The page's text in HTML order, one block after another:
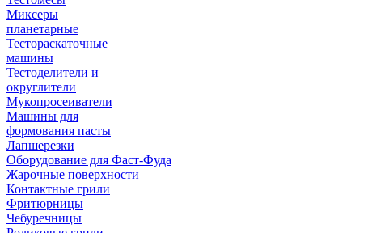
Миксеры
планетарные
Тестораскаточные
машины
Тестоделители и
округлители
Мукопросеиватели
Машины для
формования пасты
Лапшерезки
Оборудование для Фаст-Фуда
Жарочные поверхности
Контактные грили
Фритюрницы
Чебуречницы